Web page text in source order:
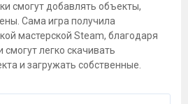
смогут добавлять объекты,
Сама игра получила
мастерской Steam, благодаря
легко скачивать
и загружать собственные.